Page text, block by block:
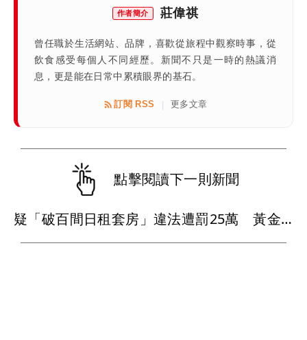
作者簡介 莊偉祺
曾任職於生活網站、品牌，喜歡從旅程中觀察時事，從
飲食感受每個人不同經歷。新聞不只是一時的熱議消
息，更是能在日常中累積眼界的基石。
訂閱 RSS 更多文章
點擊閱讀下一則新聞
疑「破百間日租套房」違法遭罰25萬 黃金地段業者說話了